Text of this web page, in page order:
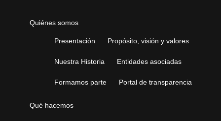
Quiénes somos
Presentación Propósito, visión y valores
Nuestra Historia Entidades asociadas
Formamos parte Portal de transparencia
Qué hacemos